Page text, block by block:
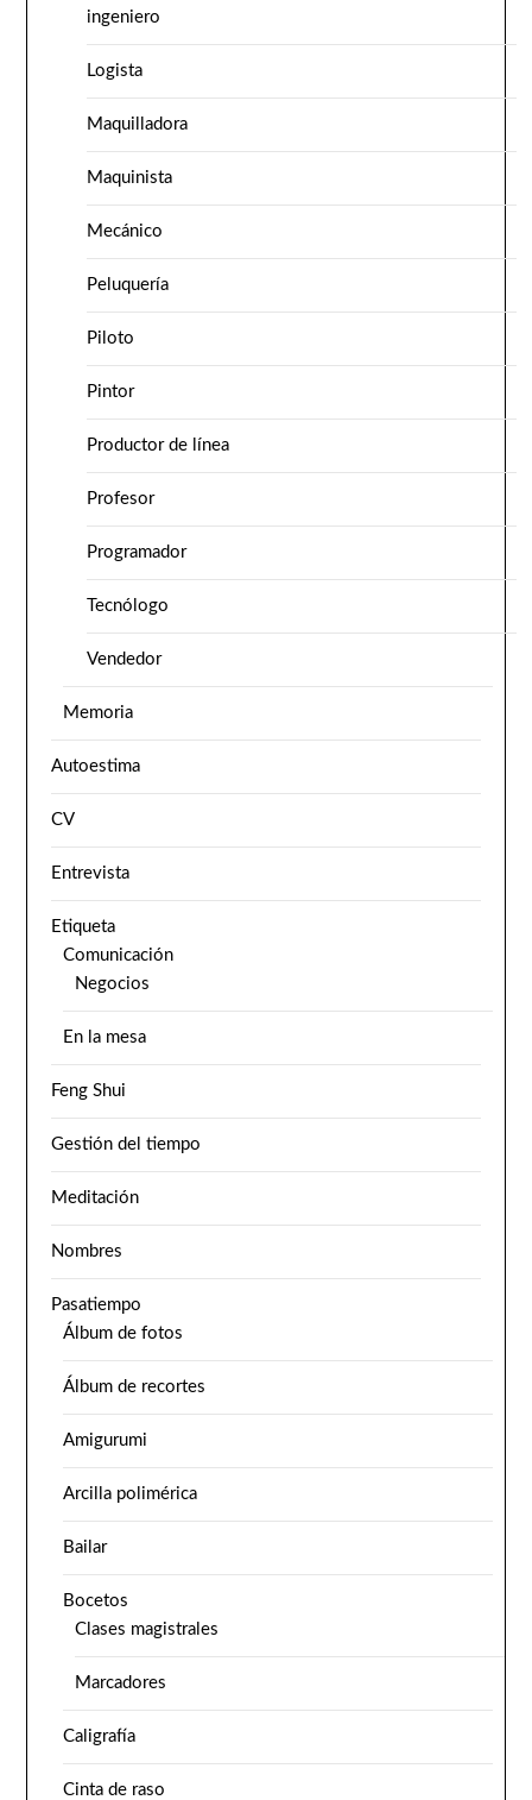
ingeniero
Logista
Maquilladora
Maquinista
Mecánico
Peluquería
Piloto
Pintor
Productor de línea
Profesor
Programador
Tecnólogo
Vendedor
Memoria
Autoestima
CV
Entrevista
Etiqueta
Comunicación
Negocios
En la mesa
Feng Shui
Gestión del tiempo
Meditación
Nombres
Pasatiempo
Álbum de fotos
Álbum de recortes
Amigurumi
Arcilla polimérica
Bailar
Bocetos
Clases magistrales
Marcadores
Caligrafía
Cinta de raso